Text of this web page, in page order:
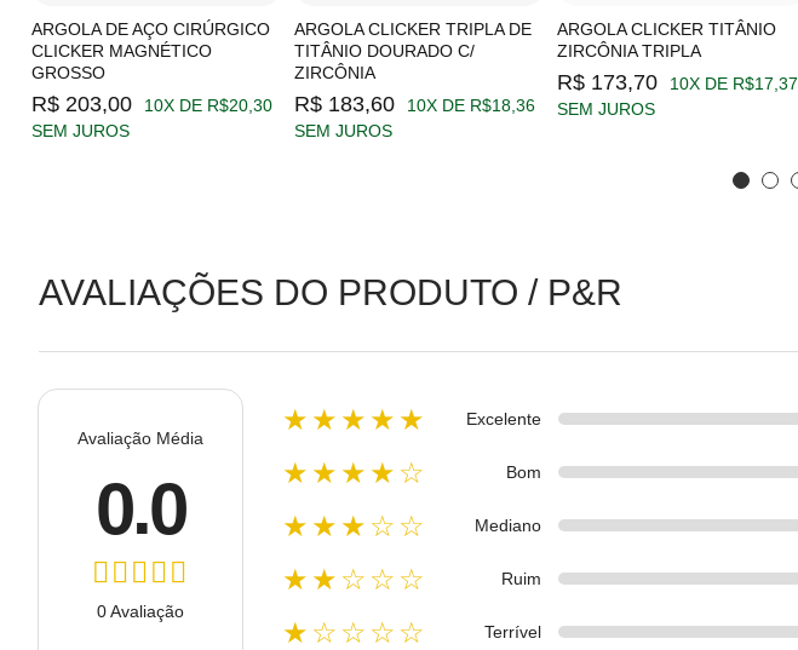
ARGOLA DE AÇO CIRÚRGICO
CLICKER MAGNÉTICO
GROSSO
R$ 203,00
10X DE R$20,30
SEM JUROS
ARGOLA CLICKER TRIPLA DE
TITÂNIO DOURADO C/
ZIRCÔNIA
R$ 183,60
10X DE R$18,36
SEM JUROS
ARGOLA CLICKER TITÂNIO
ZIRCÔNIA TRIPLA
R$ 173,70
10X DE R$17,37
SEM JUROS
AVALIAÇÕES DO PRODUTO / P&R
Avaliação Média
0.0
0 Avaliação
★★★★★ Excelente
★★★★☆ Bom
★★★☆☆ Mediano
★★☆☆☆ Ruim
★☆☆☆☆ Terrível